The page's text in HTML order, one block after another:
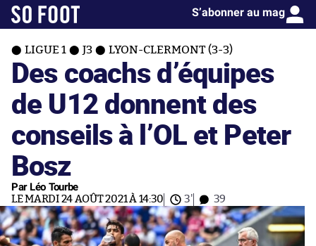
S’abonner au mag
LIGUE 1 J3 LYON-CLERMONT (3-3)
Des coachs d’équipes
de U12 donnent des
conseils à l’OL et Peter
Bosz
Par Léo Tourbe
LE MARDI 24 AOÛT 2021 À 14:30 3' 39